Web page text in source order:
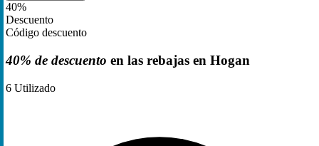
40%
Descuento
Código descuento
40% de descuento en las rebajas en Hogan
6 Utilizado